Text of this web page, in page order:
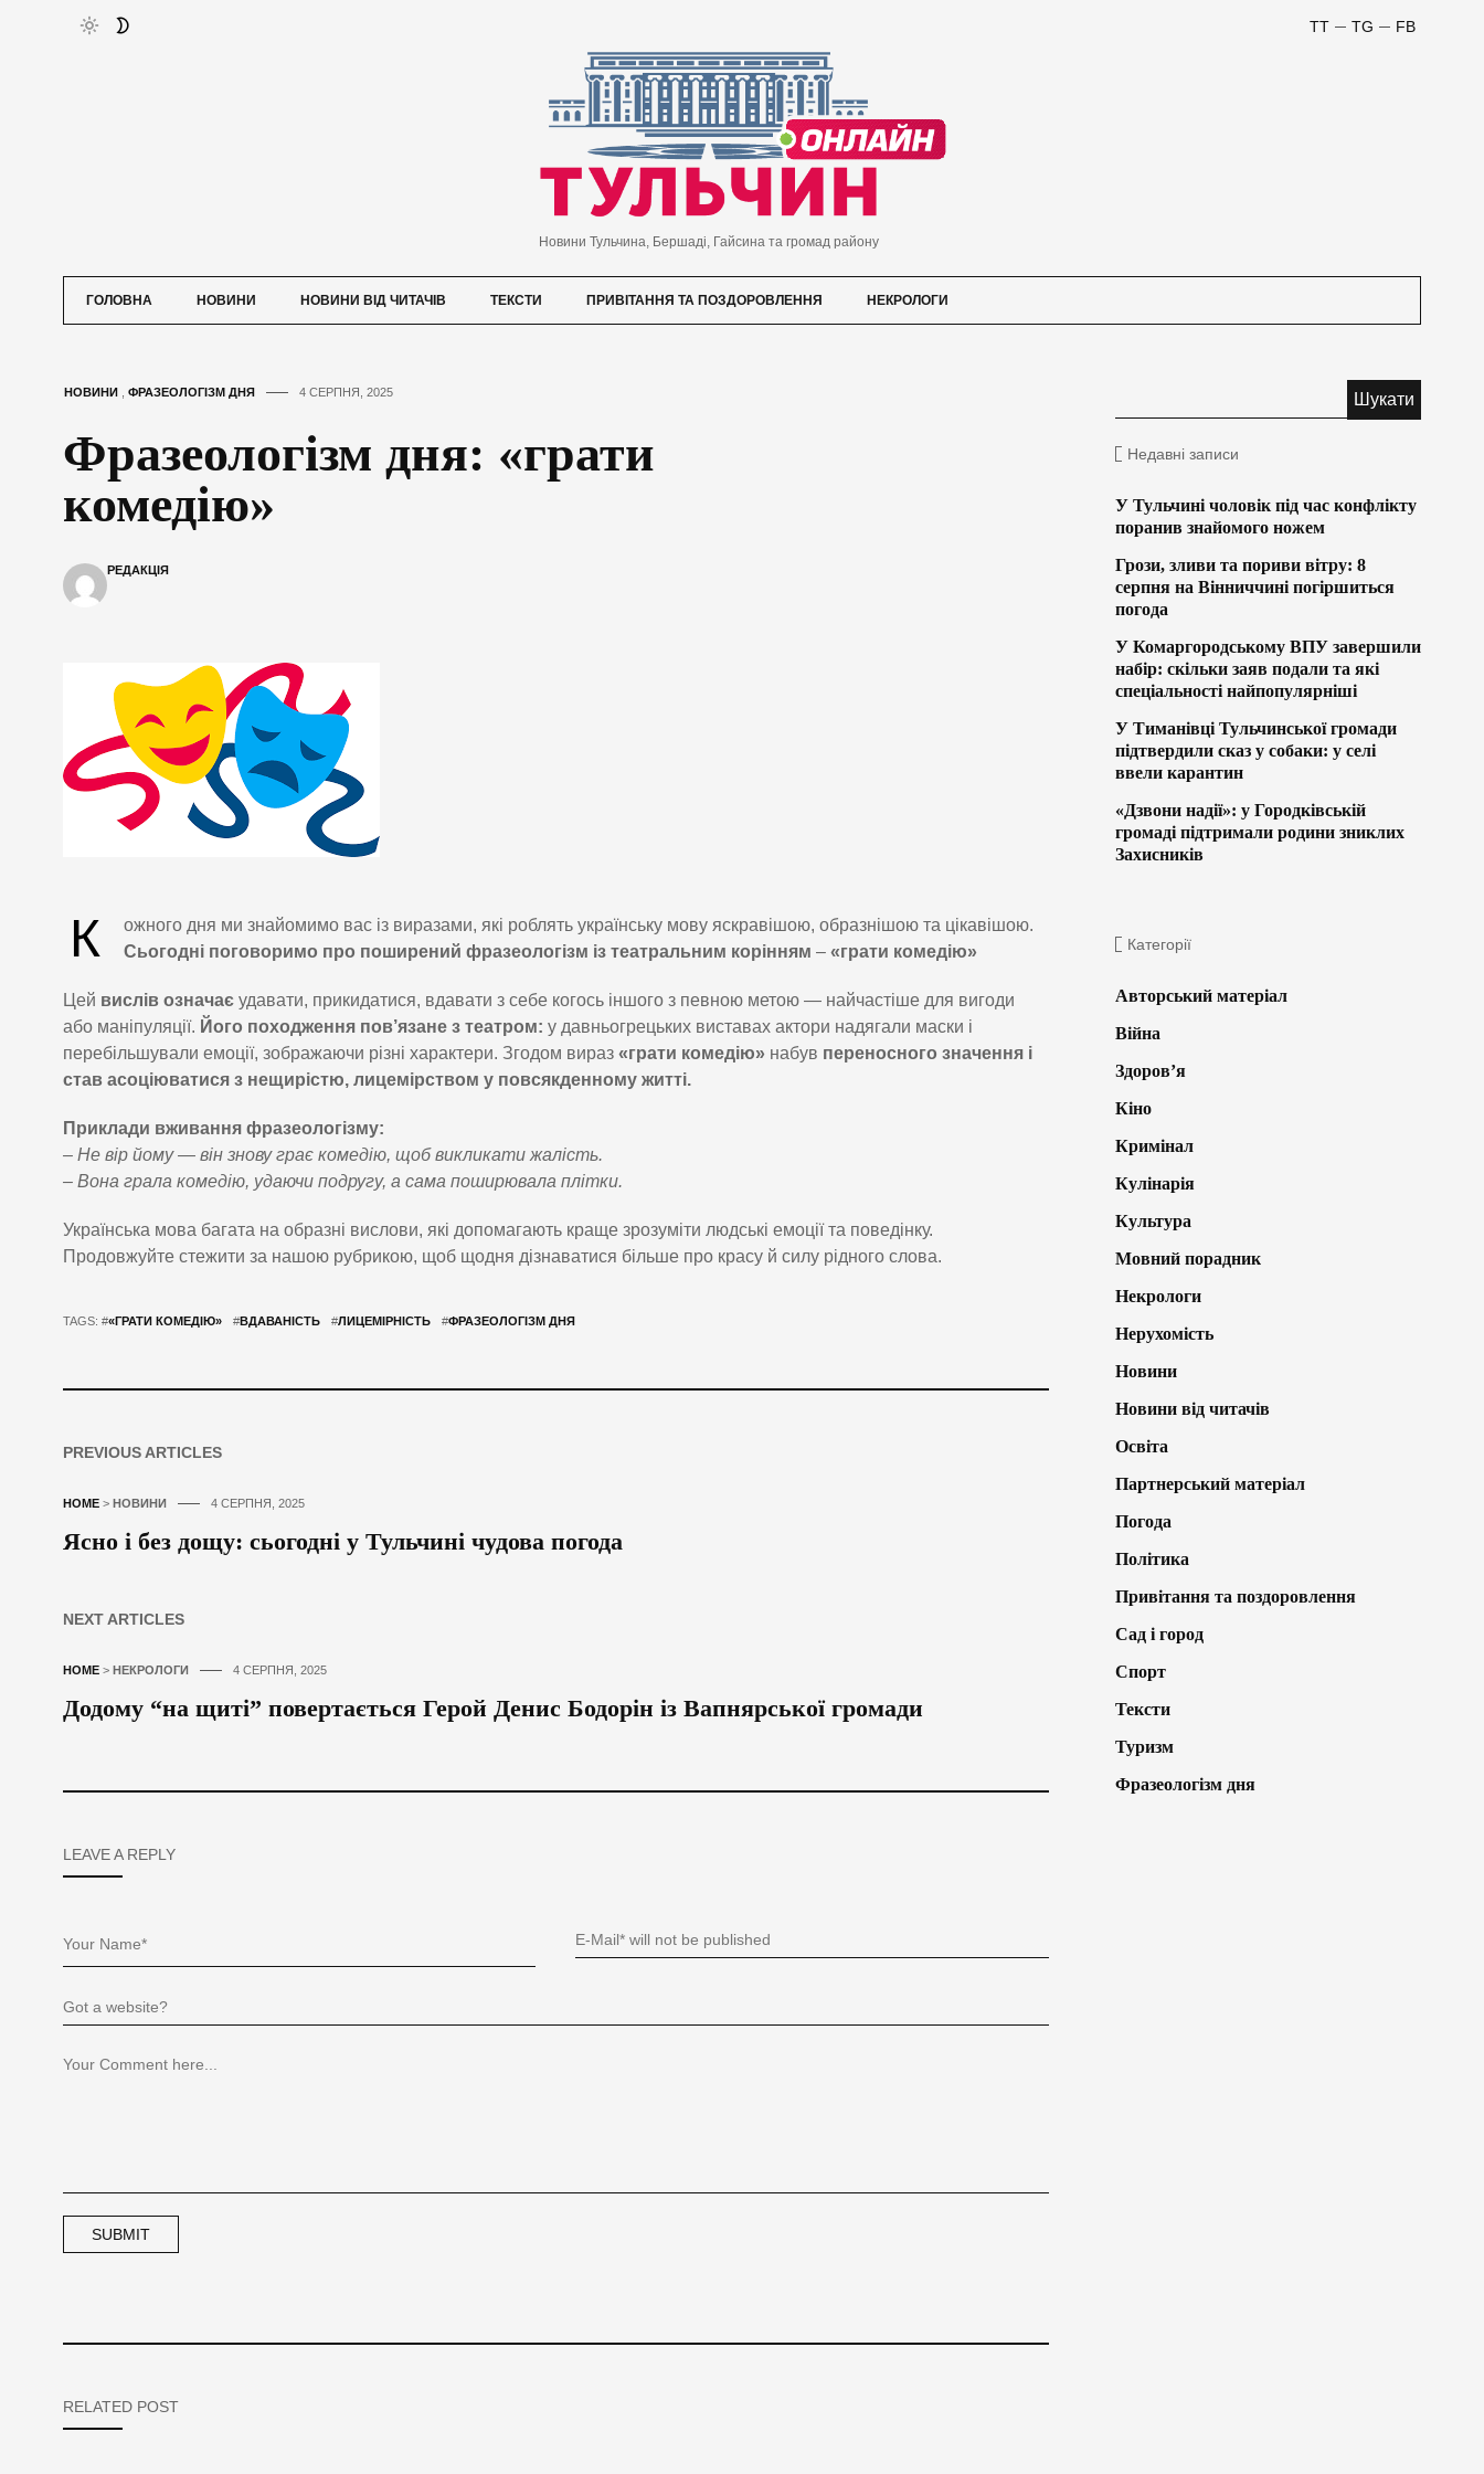
FB
TG
TT
Новини Тульчина, Бершаді, Гайсина та громад району
ГОЛОВНА НОВИНИ НОВИНИ ВІД ЧИТАЧІВ ТЕКСТИ ПРИВІТАННЯ ТА ПОЗДОРОВЛЕННЯ НЕКРОЛОГИ
НОВИНИ ФРАЗЕОЛОГІЗМ ДНЯ 4 СЕРПНЯ, 2025
Фразеологізм дня: «грати
комедію»
РЕДАКЦІЯ
К
ожного дня ми знайомимо вас із виразами, які роблять українську мову яскравішою, образнішою та цікавішою.
Сьогодні поговоримо про поширений фразеологізм із театральним корінням – «грати комедію»
Цей вислів означає удавати, прикидатися, вдавати з себе когось іншого з певною метою — найчастіше для вигоди
або маніпуляції. Його походження пов’язане з театром: у давньогрецьких виставах актори надягали маски і
перебільшували емоції, зображаючи різні характери. Згодом вираз «грати комедію» набув переносного значення і
став асоціюватися з нещирістю, лицемірством у повсякденному житті.
Приклади вживання фразеологізму:
– Не вір йому — він знову грає комедію, щоб викликати жалість.
– Вона грала комедію, удаючи подругу, а сама поширювала плітки.
Українська мова багата на образні вислови, які допомагають краще зрозуміти людські емоції та поведінку.
Продовжуйте стежити за нашою рубрикою, щоб щодня дізнаватися більше про красу й силу рідного слова.
TAGS: #«ГРАТИ КОМЕДІЮ» #ВДАВАНІСТЬ #ЛИЦЕМІРНІСТЬ #ФРАЗЕОЛОГІЗМ ДНЯ
PREVIOUS ARTICLES
HOME > НОВИНИ 4 СЕРПНЯ, 2025
Ясно і без дощу: сьогодні у Тульчині чудова погода
NEXT ARTICLES
HOME > НЕКРОЛОГИ 4 СЕРПНЯ, 2025
Додому “на щиті” повертається Герой Денис Бодорін із Вапнярської громади
LEAVE A REPLY
RELATED POST
Недавні записи
У Тульчині чоловік під час конфлікту
поранив знайомого ножем
Грози, зливи та пориви вітру: 8
серпня на Вінниччині погіршиться
погода
У Комаргородському ВПУ завершили
набір: скільки заяв подали та які
спеціальності найпопулярніші
У Тиманівці Тульчинської громади
підтвердили сказ у собаки: у селі
ввели карантин
«Дзвони надії»: у Городківській
громаді підтримали родини зниклих
Захисників
Категорії
Авторський матеріал
Війна
Здоров’я
Кіно
Кримінал
Кулінарія
Культура
Мовний порадник
Некрологи
Нерухомість
Новини
Новини від читачів
Освіта
Партнерський матеріал
Погода
Політика
Привітання та поздоровлення
Сад і город
Спорт
Тексти
Туризм
Фразеологізм дня